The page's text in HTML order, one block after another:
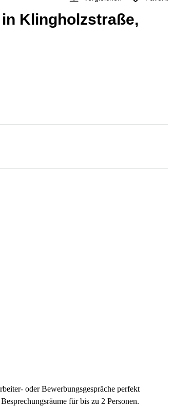
Klingholzstraße,
oder Bewerbungsgespräche perfekt
für bis zu 2 Personen.